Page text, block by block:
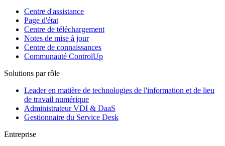
Centre d'assistance
Page d'état
Centre de téléchargement
Notes de mise à jour
Centre de connaissances
Communauté ControlUp
Solutions par rôle
Leader en matière de technologies de l'information et de lieu
de travail numérique
Administrateur VDI & DaaS
Gestionnaire du Service Desk
Entreprise